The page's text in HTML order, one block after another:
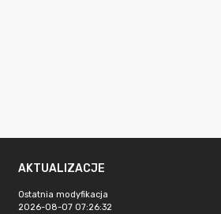
AKTUALIZACJE
Ostatnia modyfikacja
2026-08-07 07:26:32